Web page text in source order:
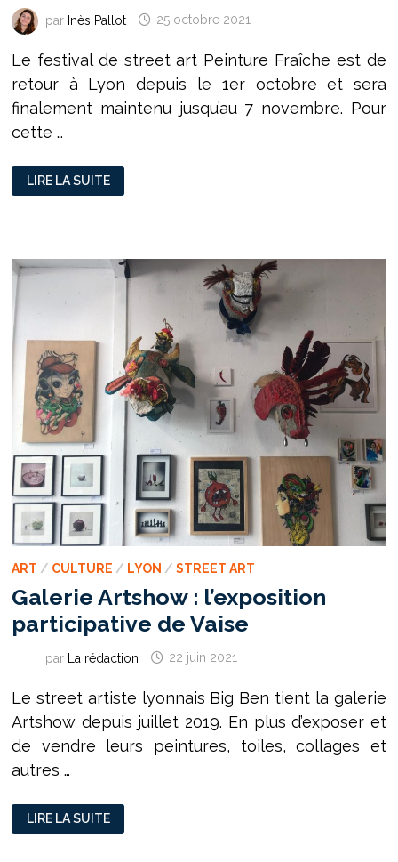
par Inès Pallot 25 octobre 2021
Le festival de street art Peinture Fraîche est de
retour à Lyon depuis le 1er octobre et sera
finalement maintenu jusqu’au 7 novembre. Pour
cette …
FESTIVAL
PEINTURE
FRAÎCHE
ET
INTERACTIVE
LIRE LA SUITE
ART / CULTURE / LYON / STREET ART
Galerie Artshow : l’exposition
participative de Vaise
par La rédaction 22 juin 2021
Le street artiste lyonnais Big Ben tient la galerie
Artshow depuis juillet 2019. En plus d’exposer et
de vendre leurs peintures, toiles, collages et
autres …
GALERIE
ARTSHOW
:
LIRE LA SUITE